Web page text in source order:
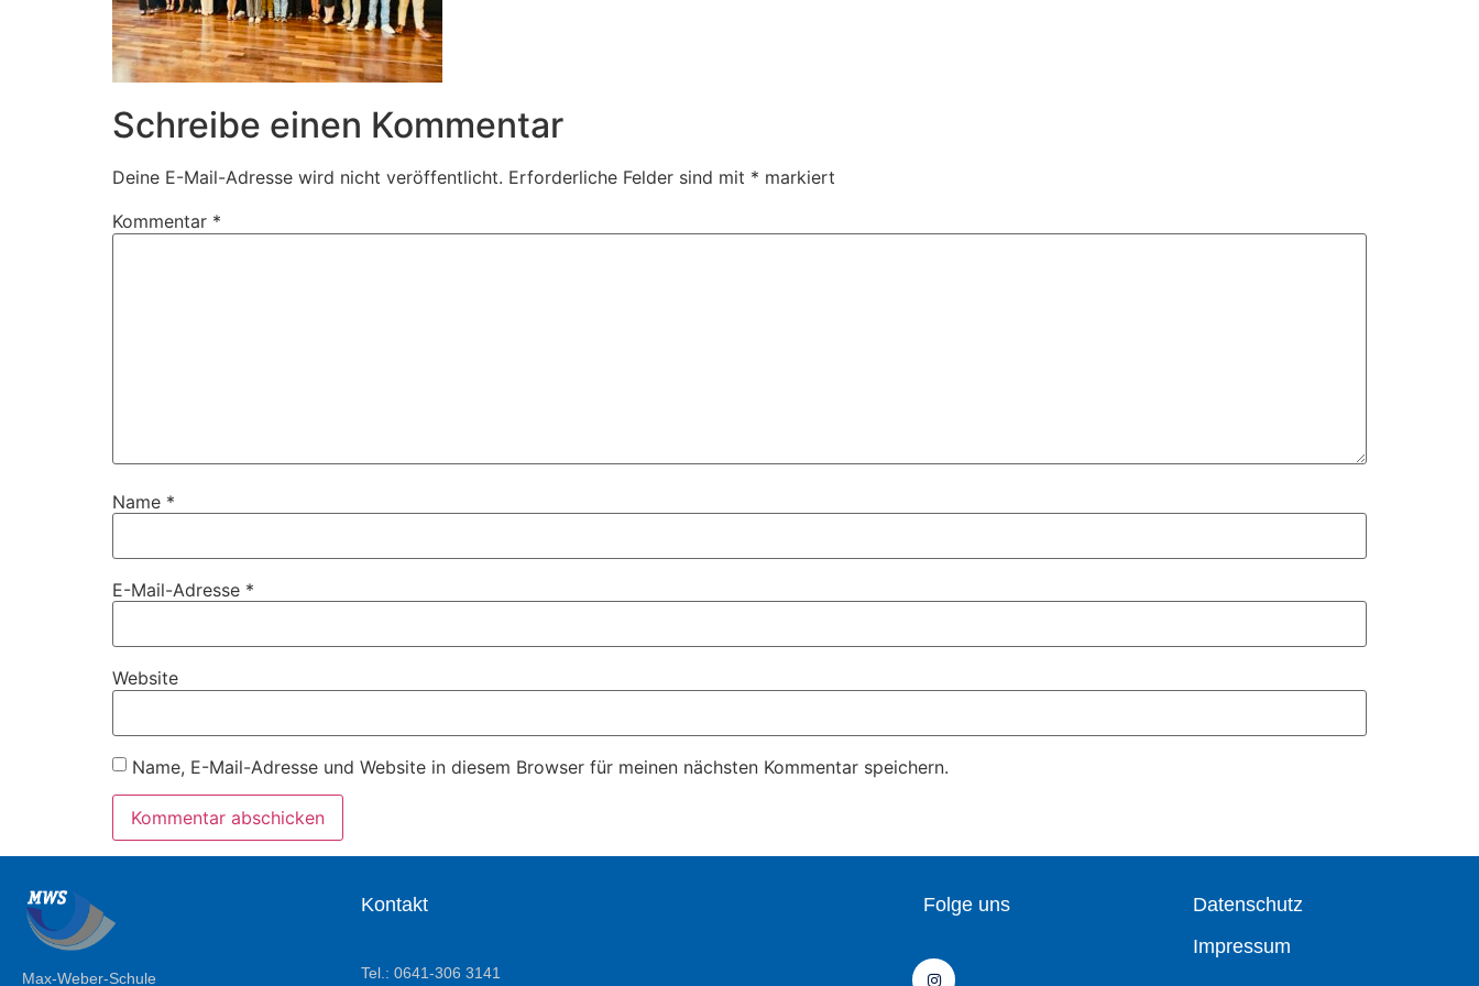
Schreibe einen Kommentar
Deine E-Mail-Adresse wird nicht veröffentlicht. Erforderliche Felder sind mit * markiert
Kommentar *
Name *
E-Mail-Adresse *
Website
Name, E-Mail-Adresse und Website in diesem Browser für meinen nächsten Kommentar speichern.
Max-Weber-Schule
Kontakt
Tel.: 0641-306 3141
Folge uns
Datenschutz
Impressum